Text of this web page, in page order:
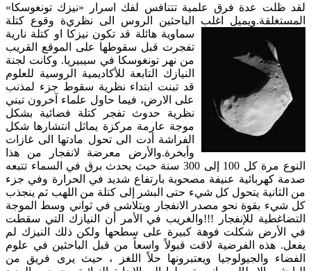
لقد ظلت عدة فرق علمية تتنافس لفك اسرار «نيزك تونغوسكا»
المستغلقة.ويميل اغلب الباحثين الروس الى نظرية وقوع كتلة
سماوية هائلة قد تكون نيزكا او كتلة نارية
تفجرت قبل سقوطها على الموقع القريب
من نهر تونغوسكا في سيبيريا. وكانت لجنة
النيازك التابعة للأكاديمية الروسية للعلوم
قد تبنت ابتداء نظرية سقوط جزء لمذنب
على الارض، فيما حاول علماء آخرون تبني
نظرية حدوث تفجر كتلة فضائية بشكل
موجة عارمة مركزة يماثل انتشارها شكل
الفراشة أدت الى تحول مادتها الى غازات
وأبخرة.والأرض معرضة لانفجار من هذا
النوع مرة كل 100 إلى 300 سنة حيث يحدث برق في السماء تتبعه
صدمة كهربائية عنيفة مصحوبة بارتفاع شديد في الحرارة وفي جزء
من الثانية يتحول كل شيء حتى البشر إلى كتلة من اللهب ثم ينجذب
كل شيء بقوة نحو مصدر الانفجار ويتلاشى في ثواني وسط الموجة
التضاغطية للإنفجار !!!والغريب في الأمر أن النيازك التي سقطت
في الأرض شكلت فوهة كبيرة على سطحها ولكن ذلك النيزك لم
يفعل. هذه الفرضية لاقت قبولاً واسعاً من قبل الباحثين في علوم
الفضاء والجيولوجيا ويعتبرونها حلاً اللغز ، حيث يرى فريق من